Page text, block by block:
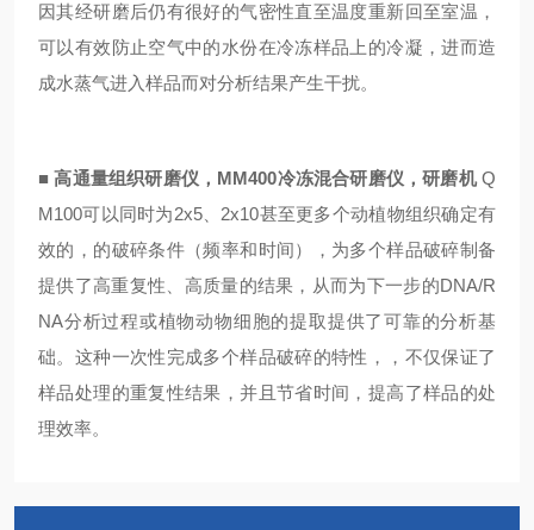
因其经研磨后仍有很好的气密性直至温度重新回至室温，
可以有效防止空气中的水份在冷冻样品上的冷凝，进而造
成水蒸气进入样品而对分析结果产生干扰。
■高通量组织研磨仪，MM400冷冻混合研磨仪，研磨机Q
M100可以同时为2x5、2x10甚至更多个动植物组织确定有
效的，的破碎条件（频率和时间），为多个样品破碎制备
提供了高重复性、高质量的结果，从而为下一步的DNA/R
NA分析过程或植物动物细胞的提取提供了可靠的分析基
础。这种一次性完成多个样品破碎的特性，，不仅保证了
样品处理的重复性结果，并且节省时间，提高了样品的处
理效率。